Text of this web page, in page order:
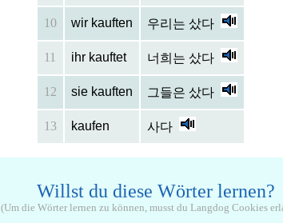
10 wir kauften 우리는 샀다
11 ihr kauftet 너희는 샀다
12 sie kauften 그들은 샀다
13 kaufen 사다
Willst du diese Wörter lernen?
(Um die Wörter lernen zu können, musst du Langdog Cookies